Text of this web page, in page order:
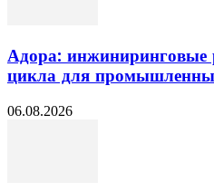
Адора: инжиниринговые
цикла для
06.08.2026